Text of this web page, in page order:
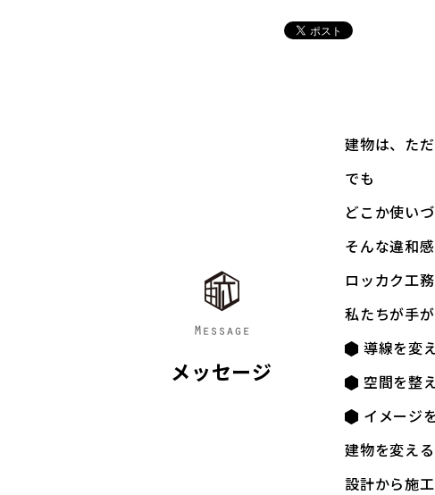
メッセージ
建物は、た
でも――
どこか使い
そんな違和
ロッカク工
私たちが手
導線を変
空間を整
イメージ
建物を変え
設計から施